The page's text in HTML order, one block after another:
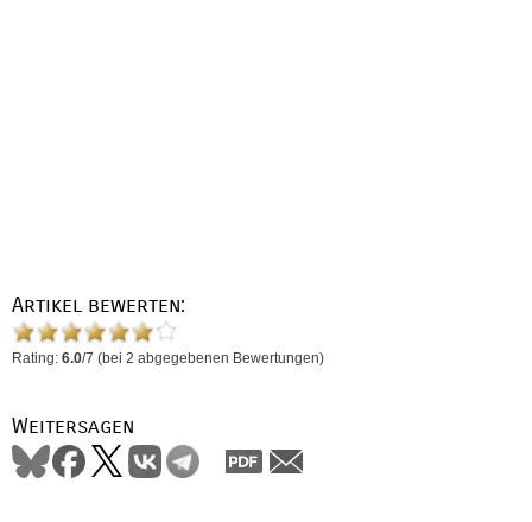
Artikel bewerten:
Rating: 6.0/7 (bei 2 abgegebenen Bewertungen)
Weitersagen